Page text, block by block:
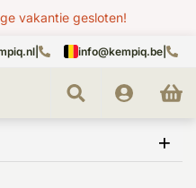
vakantie gesloten!
info@kempiq.be